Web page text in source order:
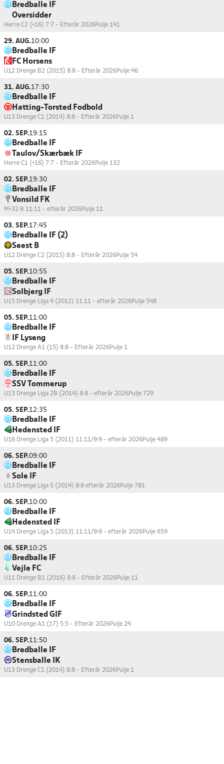
Bredballe IF
Oversidder
Herre C2 (+16) 7:7 - Efterår 2026Pulje 141
29. AUG.10:00
Bredballe IF
FC Horsens
U12 Drenge B2 (2015) 8:8 - Efterår 2026Pulje 46
31. AUG.17:30
Bredballe IF
Hatting-Torsted Fodbold
U13 Drenge C1 (2014) 8:8 - Efterår 2026Pulje 1
02. SEP.19:15
Bredballe IF
Taulov/Skærbæk IF
Herre C1 (+16) 7:7 - Efterår 2026Pulje 132
02. SEP.19:30
Bredballe IF
Vonsild FK
M+32 B 11:11 - efterår 2026Pulje 11
03. SEP.17:45
Bredballe IF (2)
Seest B
U12 Drenge C2 (2015) 8:8 - Efterår 2026Pulje 54
05. SEP.10:55
Bredballe IF
Solbjerg IF
U15 Drenge Liga 4 (2012) 11:11 - efterår 2026Pulje 548
05. SEP.11:00
Bredballe IF
IF Lyseng
U12 Drenge A1 (15) 8:8 - Efterår 2026Pulje 1
05. SEP.11:00
Bredballe IF
SSV Tommerup
U13 Drenge Liga 2B (2014) 8:8 - efterår 2026Pulje 729
05. SEP.12:35
Bredballe IF
Hedensted IF
U16 Drenge Liga 5 (2011) 11:11/9:9 - efterår 2026Pulje 489
06. SEP.09:00
Bredballe IF
Sole IF
U13 Drenge Liga 5 (2014) 8:8 efterår 2026Pulje 781
06. SEP.10:00
Bredballe IF
Hedensted IF
U14 Drenge Liga 5 (2013) 11:11/9:9 - efterår 2026Pulje 659
06. SEP.10:25
Bredballe IF
Vejle FC
U11 Drenge B1 (2016) 8:8 - Efterår 2026Pulje 11
06. SEP.11:00
Bredballe IF
Grindsted GIF
U10 Drenge A1 (17) 5:5 - Efterår 2026Pulje 24
06. SEP.11:50
Bredballe IF
Stensballe IK
U13 Drenge C1 (2014) 8:8 - Efterår 2026Pulje 1